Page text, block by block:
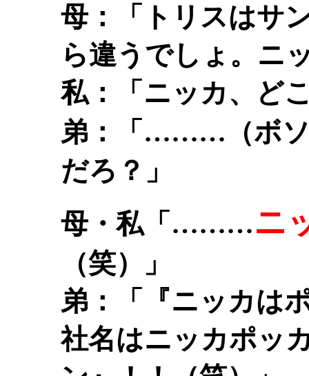
母：「トリスはサ
ら違うでしょ。ニ
私：「ニッカ、ど
弟：「………（ボソ
だろ？」
母・私「………ニ
（笑）」
弟：「『ニッカは
社名はニッカポッ